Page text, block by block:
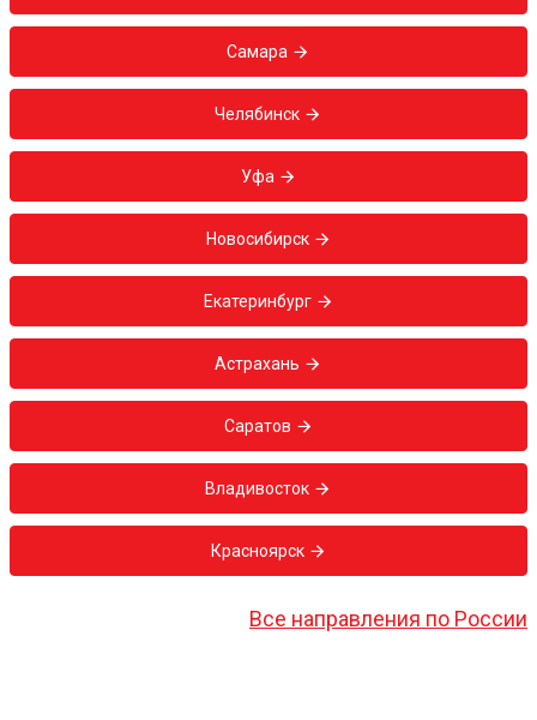
Самара
Челябинск
Уфа
Новосибирск
Екатеринбург
Астрахань
Саратов
Владивосток
Красноярск
Все направления по России